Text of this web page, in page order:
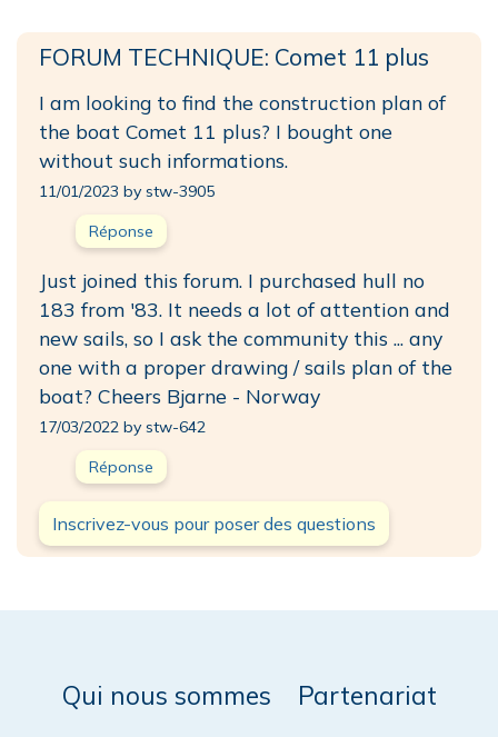
FORUM TECHNIQUE: Comet 11 plus
I am looking to find the construction plan of
the boat Comet 11 plus? I bought one
without such informations.
11/01/2023 by stw-3905
Réponse
Just joined this forum. I purchased hull no
183 from '83. It needs a lot of attention and
new sails, so I ask the community this ... any
one with a proper drawing / sails plan of the
boat? Cheers Bjarne - Norway
17/03/2022 by stw-642
Réponse
Inscrivez-vous pour poser des questions
Qui nous sommes Partenariat